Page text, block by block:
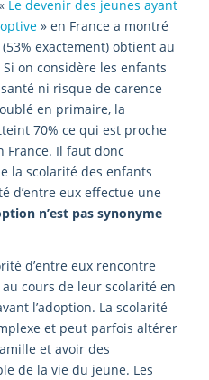
Le devenir des jeunes ayant
» en France a montré
exactement) obtient au
Si on considère les enfants
ni risque de carence
en primaire, la
70% ce qui est proche
France. Il faut donc
la scolarité des enfants
d’entre eux effectue une
n’est pas synonyme
d’entre eux rencontre
cours de leur scolarité en
l’adoption. La scolarité
et peut parfois altérer
et avoir des
de la vie du jeune. Les